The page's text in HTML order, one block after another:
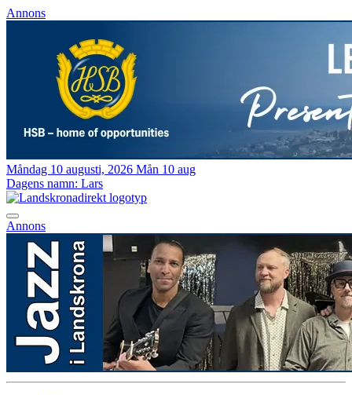
Annons
Måndag 10 augusti, 2026 Mån 10 aug
Dagens namn: Lars
Annons